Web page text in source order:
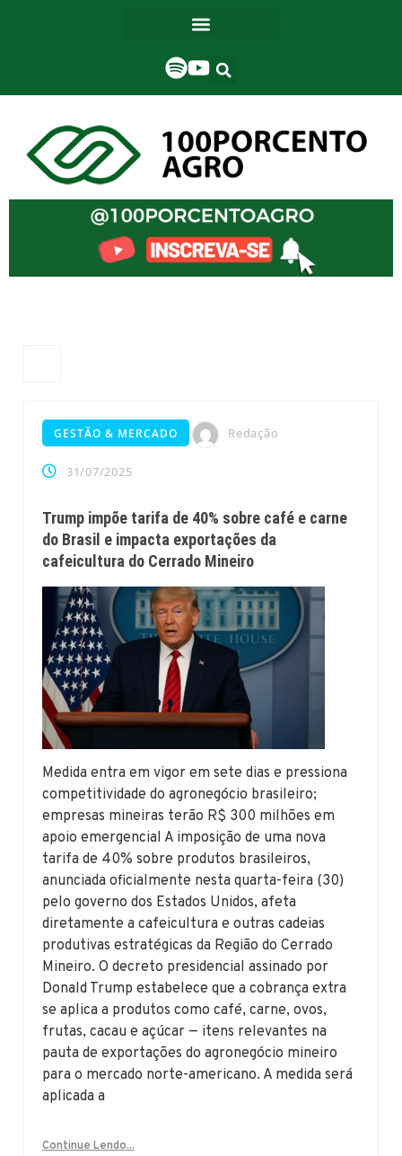
GESTÃO & MERCADO Redação
31/07/2025
Trump impõe tarifa de 40% sobre café e carne
do Brasil e impacta exportações da
cafeicultura do Cerrado Mineiro
Medida entra em vigor em sete dias e pressiona
competitividade do agronegócio brasileiro;
empresas mineiras terão R$ 300 milhões em
apoio emergencial A imposição de uma nova
tarifa de 40% sobre produtos brasileiros,
anunciada oficialmente nesta quarta-feira (30)
pelo governo dos Estados Unidos, afeta
diretamente a cafeicultura e outras cadeias
produtivas estratégicas da Região do Cerrado
Mineiro. O decreto presidencial assinado por
Donald Trump estabelece que a cobrança extra
se aplica a produtos como café, carne, ovos,
frutas, cacau e açúcar — itens relevantes na
pauta de exportações do agronegócio mineiro
para o mercado norte-americano. A medida será
aplicada a
Continue Lendo...